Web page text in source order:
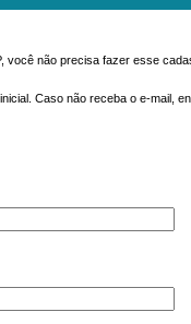
não precisa fazer esse
Caso não receba o e-mail,